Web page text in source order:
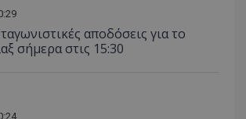
αποδόσεις για το
σήμερα στις 15:30